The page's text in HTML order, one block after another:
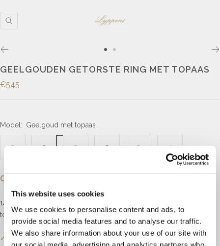
This website uses cookies
We use cookies to personalise content and ads, to
provide social media features and to analyse our traffic.
We also share information about your use of our site with
GEELGOUDEN GETORSTE RING MET TOPAAS
€545
Model: Geelgoud met topaas
Omschrijving
14kt geelgouden getorste ring gezet met een rond gefacetteerde
topaas in de kleur londen blue van 6 x 6mm.
✓
Onze website dient als online etalage.